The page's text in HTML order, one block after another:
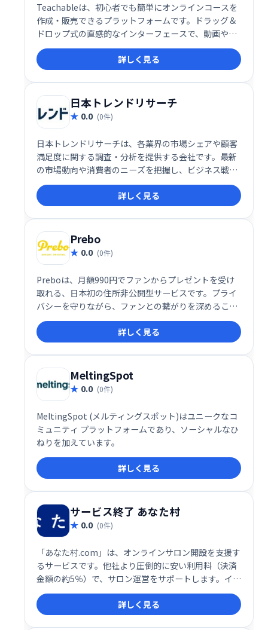
Teachableは、初心者でも簡単にオンラインコースを
作成・販売できるプラットフォームです。ドラッグ＆
ドロップ式の直感的なインターフェースで、動画やク
イズなどを自由に組み込み、プロフェッショナルなコ
ースを制作できます。高い自由度と柔軟性を備え、幅
広い学習ニーズに対応します。多くの利用者に支持さ
れ、オンライン教育ビジネスを始める最適な選択肢で
す。
詳しく見る
日本トレンドリサーチ
0.0 (0件)
日本トレンドリサーチは、各業界の市場シェアや顧客
満足度に関する調査・分析を提供する会社です。最新
の市場動向や消費者のニーズを把握し、ビジネス戦略
の策定に役立つデータを提供することで、企業の成長
を支援します。
詳しく見る
Prebo
0.0 (0件)
Preboは、月額990円でファンからプレゼントを受け
取れる、日本初の住所非公開型サービスです。プライ
バシーを守りながら、ファンとの繋がりを深めること
ができます。安心してプレゼントを受け取り、感謝の
気持ちを伝えましょう。手軽に始められる、新しいフ
ァンとのコミュニケーションツールです。
詳しく見る
MeltingSpot
0.0 (0件)
MeltingSpot (メルティングスポット)はユニークなコ
ミュニティ プラットフォームであり、ソーシャルなひ
ねりを加えています。
詳しく見る
サービス終了 あなた村
0.0 (0件)
「あなた村.com」は、オンラインサロン開設を支援す
るサービスです。他社より圧倒的に安い利用料（決済
金額の約5％）で、サロン運営をサポートします。イベ
ント作成機能も充実しており、様々なプラン設定も簡
単に可能です。低価格で高機能なオンラインサロン運
営を実現したい方におすすめです。
詳しく見る